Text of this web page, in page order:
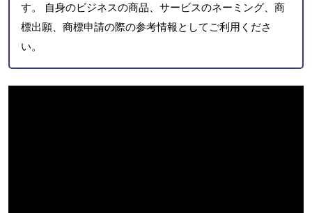
す。 自身のビジネスの商品、サービスのネーミング、商
標出願、商標申請の際の参考情報としてご利用くださ
い。